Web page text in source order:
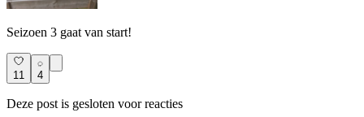
Seizoen 3 gaat van start!
11 4
Deze post is gesloten voor reacties